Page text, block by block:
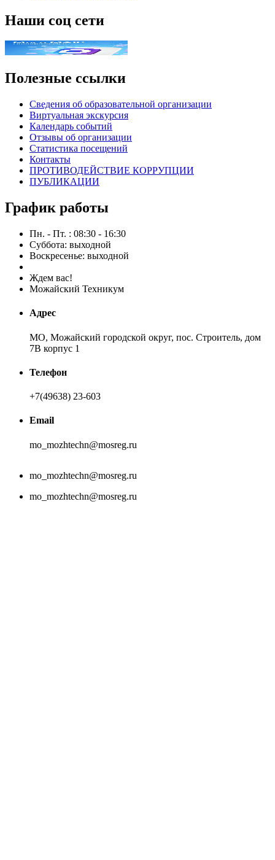
Наши соц сети
Полезные ссылки
Сведения об образовательной организации
Виртуальная экскурсия
Календарь событий
Отзывы об организации
Статистика посещений
Контакты
ПРОТИВОДЕЙСТВИЕ КОРРУПЦИИ
ПУБЛИКАЦИИ
График работы
Пн. - Пт. : 08:30 - 16:30
Суббота: выходной
Воскресенье: выходной
Ждем вас!
Можайский Техникум
Адрес
МО, Можайский городской округ, пос. Строитель, дом
7В корпус 1
Телефон
+7(49638) 23-603
Email
mo_mozhtechn@mosreg.ru
mo_mozhtechn@mosreg.ru
mo_mozhtechn@mosreg.ru